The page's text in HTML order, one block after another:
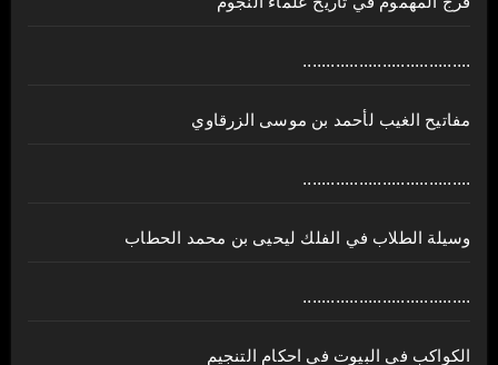
....................................
مفاتيح الغيب لأحمد بن موسى الزرقاوي
....................................
وسيلة الطلاب في الفلك ليحيى بن محمد الحطاب
....................................
الكواكب في البيوت في احكام التنجيم